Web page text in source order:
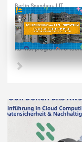
Berlin Spandau+ | IT
Prak­ti­kum
Du hast dich in­ten­siv
kannst